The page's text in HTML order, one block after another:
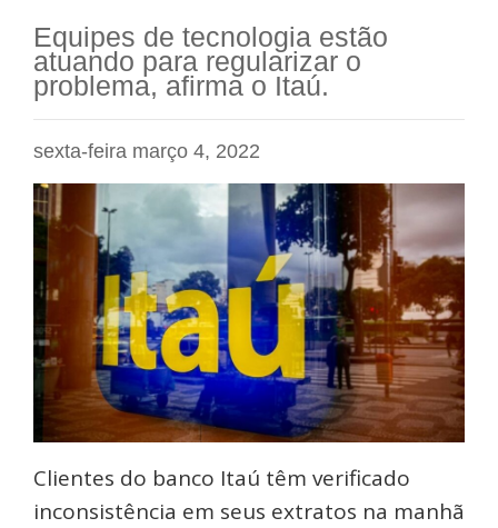
Equipes de tecnologia estão
atuando para regularizar o
problema, afirma o Itaú.
sexta-feira março 4, 2022
Clientes do banco Itaú têm verificado
inconsistência em seus extratos na manhã